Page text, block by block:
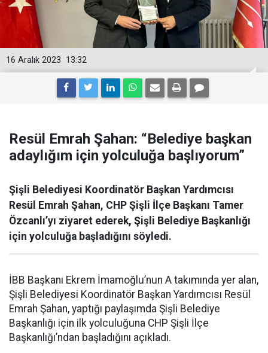
13:32
16 Aralık 2023
Resül Emrah Şahan: “Belediye başkan
adaylığım için yolculuğa başlıyorum”
Şişli Belediyesi Koordinatör Başkan Yardımcısı
Resül Emrah Şahan, CHP Şişli İlçe Başkanı Tamer
Özcanlı’yı ziyaret ederek, Şişli Belediye Başkanlığı
için yolculuğa başladığını söyledi.
İBB Başkanı Ekrem İmamoğlu’nun A takımında yer alan,
Şişli Belediyesi Koordinatör Başkan Yardımcısı Resül
Emrah Şahan, yaptığı paylaşımda Şişli Belediye
Başkanlığı için ilk yolculuğuna CHP Şişli İlçe
Başkanlığı’ndan başladığını açıkladı.